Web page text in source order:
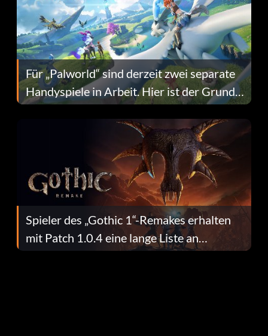
Für „Palworld“ sind derzeit zwei separate
Handyspiele in Arbeit. Hier ist der Grund
dafür.
Spieler des „Gothic 1“-Remakes erhalten
mit Patch 1.0.4 eine lange Liste an
Fehlerbehebungen